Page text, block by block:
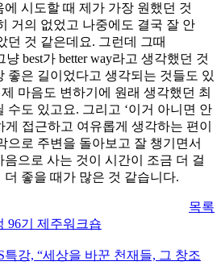
시도할 때 제가 가장 원했던 것
거의 없었고 나중에도 결국 잘 안
던 것 같은데요. 그런데 그때
냥 best가 better way라고 생각했던 것
좋은 길이었다고 생각되는 것들도 있
마음도 변하기에 원래 생각했던 최
수도 있고요. 그리고 ‘이거 아니면 안
접근하고 여유롭게 생각하는 편이
으로 주변을 돌아보고 잘 챙기면서
으로 사는 것이 시간이 조금 더 걸
좋을 때가 많은 것 같습니다.
목록
96기 제주워크숍
특강, “세상을 바꾼 천재들, 그 창조